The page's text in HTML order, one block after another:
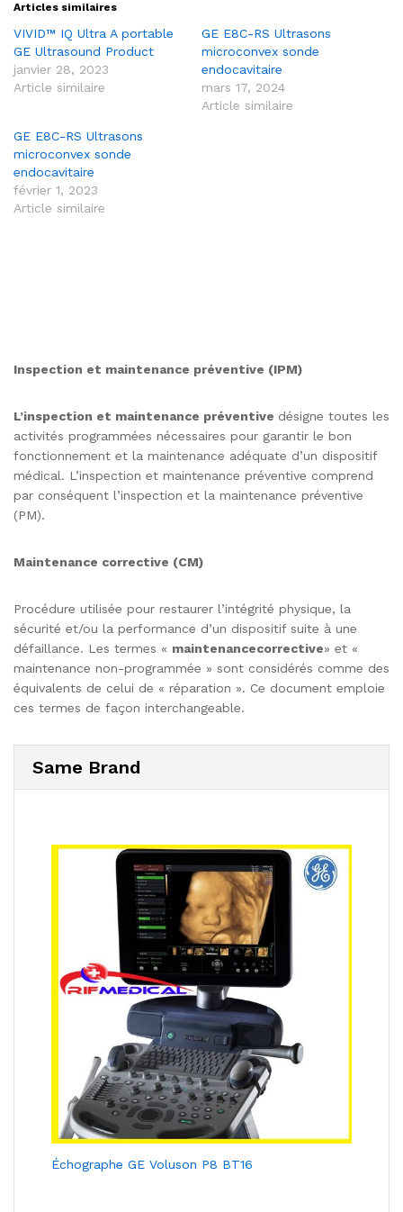
Articles similaires
VIVID™ IQ Ultra A portable
GE Ultrasound Product
janvier 28, 2023
Article similaire
GE E8C-RS Ultrasons
microconvex sonde
endocavitaire
mars 17, 2024
Article similaire
GE E8C-RS Ultrasons
microconvex sonde
endocavitaire
février 1, 2023
Article similaire
Inspection et maintenance préventive (IPM)
L’inspection et maintenance préventive désigne toutes les
activités programmées nécessaires pour garantir le bon
fonctionnement et la maintenance adéquate d’un dispositif
médical. L’inspection et maintenance préventive comprend
par conséquent l’inspection et la maintenance préventive
(PM).
Maintenance corrective (CM)
Procédure utilisée pour restaurer l’intégrité physique, la
sécurité et/ou la performance d’un dispositif suite à une
défaillance. Les termes « maintenancecorrective» et «
maintenance non-programmée » sont considérés comme des
équivalents de celui de « réparation ». Ce document emploie
ces termes de façon interchangeable.
Same Brand
Échographe GE Voluson P8 BT16